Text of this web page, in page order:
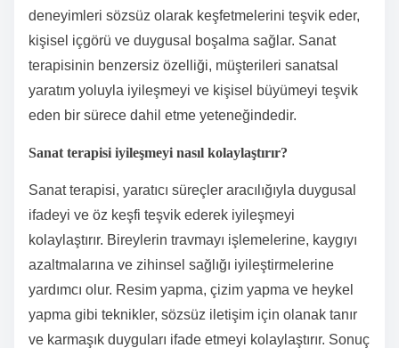
deneyimleri sözsüz olarak keşfetmelerini teşvik eder,
kişisel içgörü ve duygusal boşalma sağlar. Sanat
terapisinin benzersiz özelliği, müşterileri sanatsal
yaratım yoluyla iyileşmeyi ve kişisel büyümeyi teşvik
eden bir sürece dahil etme yeteneğindedir.
Sanat terapisi iyileşmeyi nasıl kolaylaştırır?
Sanat terapisi, yaratıcı süreçler aracılığıyla duygusal
ifadeyi ve öz keşfi teşvik ederek iyileşmeyi
kolaylaştırır. Bireylerin travmayı işlemelerine, kaygıyı
azaltmalarına ve zihinsel sağlığı iyileştirmelerine
yardımcı olur. Resim yapma, çizim yapma ve heykel
yapma gibi teknikler, sözsüz iletişim için olanak tanır
ve karmaşık duyguları ifade etmeyi kolaylaştırır. Sonuç